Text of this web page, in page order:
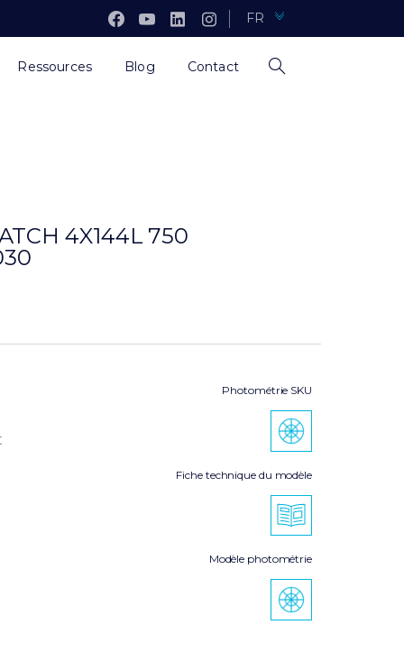
FR
Ressources Blog Contact
4X144L 750
Photométrie SKU
Fiche technique du modèle
Modèle photométrie